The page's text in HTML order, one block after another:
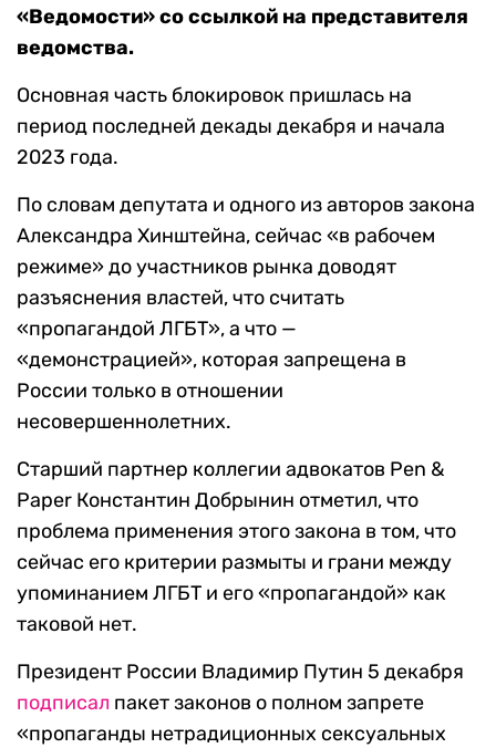
«Ведомости» со ссылкой на представителя
ведомства.
Основная часть блокировок пришлась на
период последней декады декабря и начала
2023 года.
По словам депутата и одного из авторов закона
Александра Хинштейна, сейчас «в рабочем
режиме» до участников рынка доводят
разъяснения властей, что считать
«пропагандой ЛГБТ», а что —
«демонстрацией», которая запрещена в
России только в отношении
несовершеннолетних.
Старший партнер коллегии адвокатов Pen &
Paper Константин Добрынин отметил, что
проблема применения этого закона в том, что
сейчас его критерии размыты и грани между
упоминанием ЛГБТ и его «пропагандой» как
таковой нет.
Президент России Владимир Путин 5 декабря
подписал пакет законов о полном запрете
«пропаганды нетрадиционных сексуальных